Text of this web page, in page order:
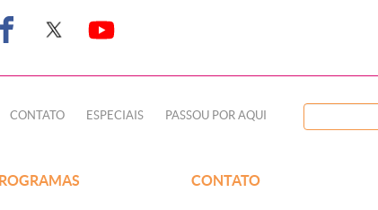
CONTATO ESPECIAIS PASSOU POR AQUI
CONTATO